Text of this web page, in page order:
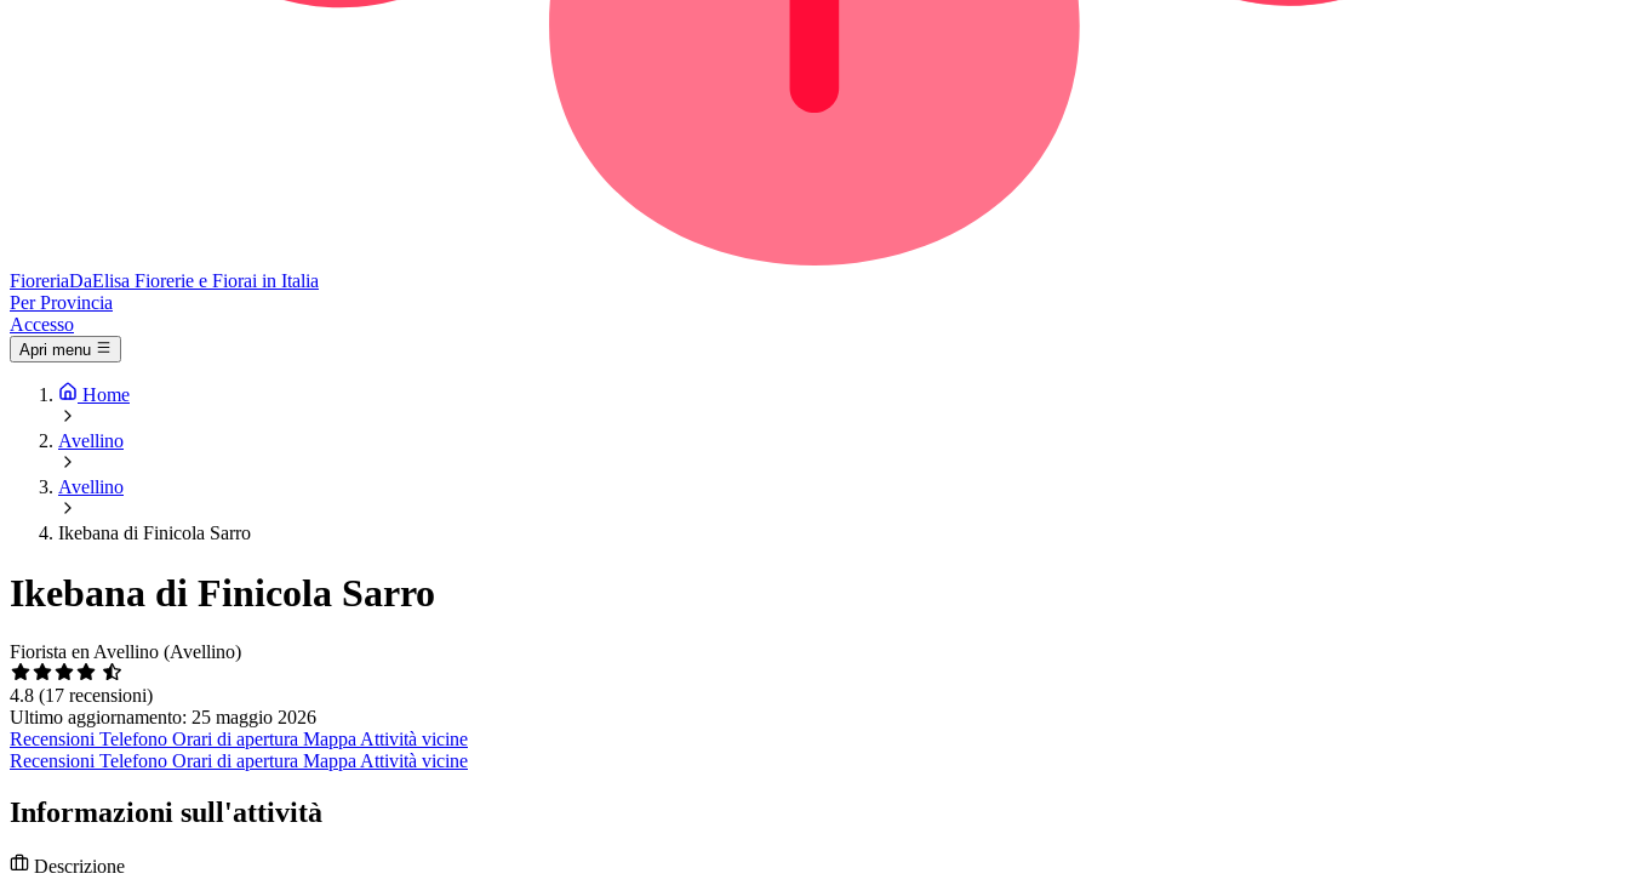
FioreriaDaElisa Fiorerie e Fiorai in Italia
Per Provincia
Accesso
Apri menu
Home
Avellino
Avellino
Ikebana di Finicola Sarro
Ikebana di Finicola Sarro
Fiorista en Avellino (Avellino)
4.8 (17 recensioni)
Ultimo aggiornamento: 25 maggio 2026
Recensioni Telefono Orari di apertura Mappa Attività vicine
Recensioni Telefono Orari di apertura Mappa Attività vicine
Informazioni sull'attività
Descrizione